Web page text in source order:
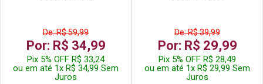
De: R$ 59,99
Por: R$ 34,99
Pix 5% OFF R$ 33,24
ou em até 1x R$ 34,99 Sem
Juros
De: R$ 39,99
Por: R$ 29,99
Pix 5% OFF R$ 28,49
ou em até 1x R$ 29,99 Sem
Juros